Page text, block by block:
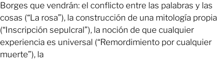
Borges que vendrán: el conflicto entre las palabras y las
cosas (“La rosa”), la construcción de una mitología propia
(“Inscripción sepulcral”), la noción de que cualquier
experiencia es universal (“Remordimiento por cualquier
muerte”), la